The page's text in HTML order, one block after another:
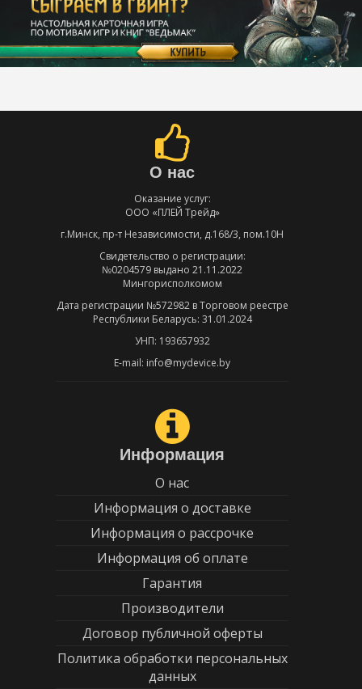
О нас
Оказание услуг:
ООО «ПЛЕЙ Трейд»
г.Минск, пр-т Независимости, д.168/3, пом.10Н
Свидетельство о регистрации:
№0204579 выдано 21.11.2022
Мингорисполкомом
Дата регистрации №572982 в Торговом реестре
Республики Беларусь: 31.01.2024
УНП: 193657932
E-mail: info@mydevice.by
Информация
О нас
Информация о доставке
Информация о рассрочке
Информация об оплате
Гарантия
Производители
Договор публичной оферты
Политика обработки персональных
данных